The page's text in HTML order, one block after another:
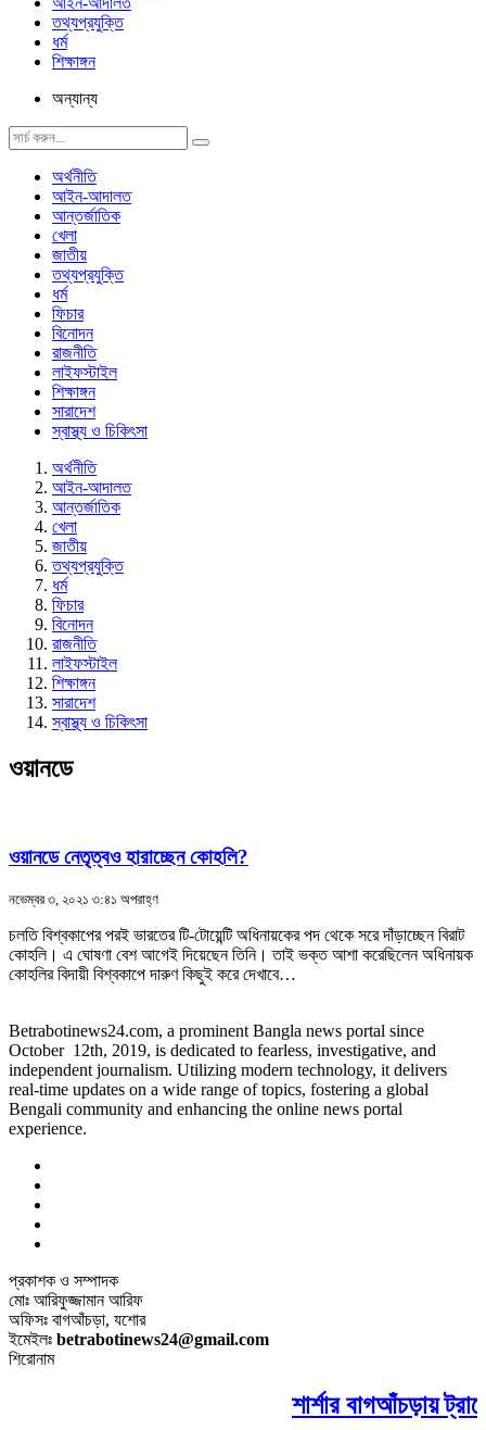
তথ্যপ্রযুক্তি
ধর্ম
শিক্ষাঙ্গন
অন্যান্য
অর্থনীতি
আইন-আদালত
আন্তর্জাতিক
খেলা
জাতীয়
তথ্যপ্রযুক্তি
ধর্ম
ফিচার
বিনোদন
রাজনীতি
লাইফস্টাইল
শিক্ষাঙ্গন
সারাদেশ
স্বাস্থ্য ও চিকিৎসা
অর্থনীতি
আইন-আদালত
আন্তর্জাতিক
খেলা
জাতীয়
তথ্যপ্রযুক্তি
ধর্ম
ফিচার
বিনোদন
রাজনীতি
লাইফস্টাইল
শিক্ষাঙ্গন
সারাদেশ
স্বাস্থ্য ও চিকিৎসা
ওয়ানডে
ওয়ানডে নেতৃত্বও হারাচ্ছেন কোহলি?
নভেম্বর ৩, ২০২১ ৩:৪১ অপরাহ্ণ
চলতি বিশ্বকাপের পরই ভারতের টি-টোয়েন্টি অধিনায়কের পদ থেকে সরে দাঁড়াচ্ছেন বিরাট
কোহলি। এ ঘোষণা বেশ আগেই দিয়েছেন তিনি। তাই ভক্ত আশা করেছিলেন অধিনায়ক
কোহলির বিদায়ী বিশ্বকাপে দারুণ কিছুই করে দেখাবে…
Betrabotinews24.com, a prominent Bangla news portal since
October 12th, 2019, is dedicated to fearless, investigative, and
independent journalism. Utilizing modern technology, it delivers
real-time updates on a wide range of topics, fostering a global
Bengali community and enhancing the online news portal
experience.
প্রকাশক ও সম্পাদক
মোঃ আরিফুজ্জামান আরিফ
অফিসঃ বাগআঁচড়া, যশোর
ইমেইলঃ betrabotinews24@gmail.com
শিরোনাম
শার্শার বাগআঁচড়ায়